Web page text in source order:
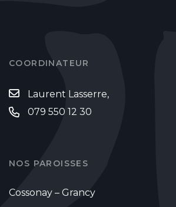
COORDINATEUR
Laurent Lasserre,
079 550 12 30
NOS PAROISSES
Cossonay – Grancy